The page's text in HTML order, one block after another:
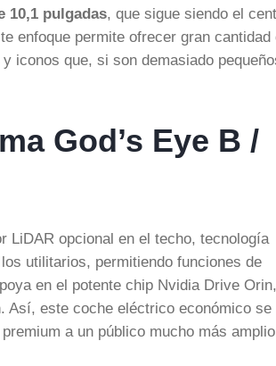
10,1 pulgadas, que sigue siendo el
enfoque permite ofrecer gran cantidad
iconos que, si son demasiado
God’s Eye B /
LiDAR opcional en el techo, tecnología
utilitarios, permitiendo funciones de
en el potente chip Nvidia Drive Orin,
Así, este coche eléctrico económico se
a un público mucho más